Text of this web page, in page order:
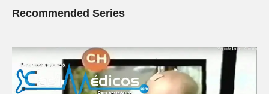
Recommended Series